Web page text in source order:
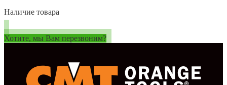
Наличие товара
Хотите, мы Вам перезвоним?